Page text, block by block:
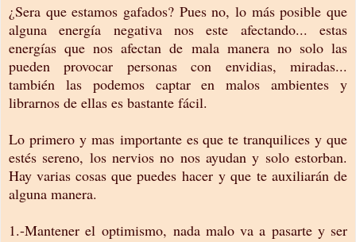
¿Sera que estamos gafados? Pues no, lo más posible que
alguna energía negativa nos este afectando... estas
energías que nos afectan de mala manera no solo las
pueden provocar personas con envidias, miradas...
también las podemos captar en malos ambientes y
librarnos de ellas es bastante fácil.
Lo primero y mas importante es que te tranquilices y que
estés sereno, los nervios no nos ayudan y solo estorban.
Hay varias cosas que puedes hacer y que te auxiliarán de
alguna manera.
1.-Mantener el optimismo, nada malo va a pasarte y ser